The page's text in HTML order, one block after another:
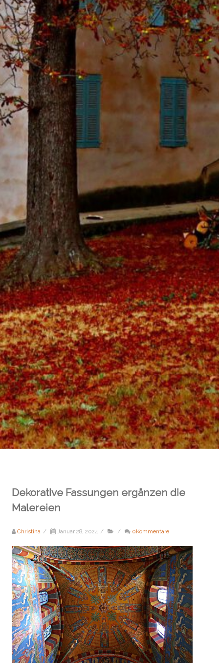
Dekorative Fassungen ergänzen die
Malereien
Christina / Januar 28, 2024 / / 0Kommentare